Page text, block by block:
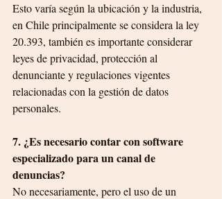
Esto varía según la ubicación y la industria,
en Chile principalmente se considera la ley
20.393, también es importante considerar
leyes de privacidad, protección al
denunciante y regulaciones vigentes
relacionadas con la gestión de datos
personales.
7. ¿Es necesario contar con software
especializado para un canal de
denuncias?
No necesariamente, pero el uso de un